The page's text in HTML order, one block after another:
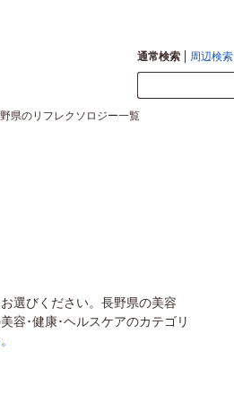
通常検索 周辺検索
県のリフレクソロジー一覧
選びください。長野県の美容
容･健康･ヘルスケアのカテゴリ